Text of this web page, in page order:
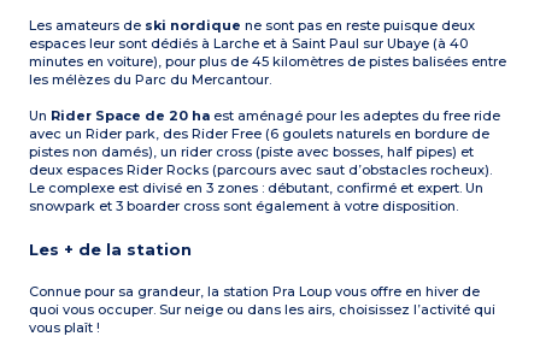
Les amateurs de ski nordique ne sont pas en reste puisque deux
espaces leur sont dédiés à Larche et à Saint Paul sur Ubaye (à 40
minutes en voiture), pour plus de 45 kilomètres de pistes balisées entre
les mélèzes du Parc du Mercantour.
Un Rider Space de 20 ha est aménagé pour les adeptes du free ride
avec un Rider park, des Rider Free (6 goulets naturels en bordure de
pistes non damés), un rider cross (piste avec bosses, half pipes) et
deux espaces Rider Rocks (parcours avec saut d’obstacles rocheux).
Le complexe est divisé en 3 zones : débutant, confirmé et expert. Un
snowpark et 3 boarder cross sont également à votre disposition.
Les + de la station
Connue pour sa grandeur, la station Pra Loup vous offre en hiver de
quoi vous occuper. Sur neige ou dans les airs, choisissez l’activité qui
vous plaît !